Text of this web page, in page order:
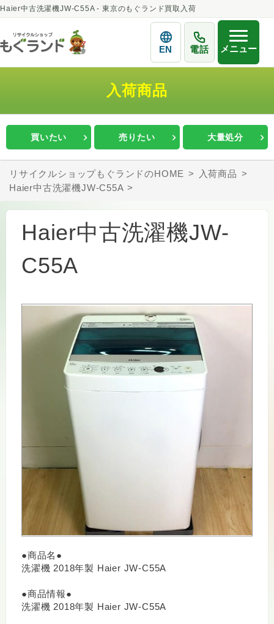
Haier中古洗濯機JW-C55A - 東京のもぐランド買取入荷
EN 電話 メニュー
入荷商品
買いたい 売りたい 大量処分
リサイクルショップもぐランドのHOME
入荷商品
Haier中古洗濯機JW-C55A
Haier中古洗濯機JW-
C55A
●商品名●
洗濯機 2018年製 Haier JW-C55A
●商品情報●
洗濯機 2018年製 Haier JW-C55A